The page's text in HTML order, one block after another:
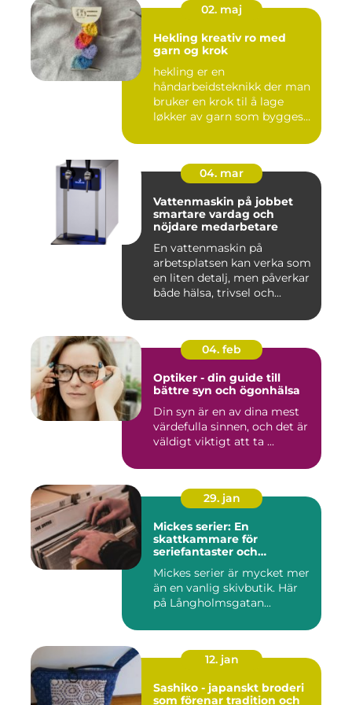
02. maj
Hekling kreativ ro med
garn og krok
hekling er en
håndarbeidsteknikk der man
bruker en krok til å lage
løkker av garn som bygges
04. mar
Vattenmaskin på jobbet
smartare vardag och
nöjdare medarbetare
En vattenmaskin på
arbetsplatsen kan verka som
en liten detalj, men påverkar
både hälsa, trivsel och...
04. feb
Optiker - din guide till
bättre syn och ögonhälsa
Din syn är en av dina mest
värdefulla sinnen, och det är
väldigt viktigt att ta ...
29. jan
Mickes serier: En
skattkammare för
seriefantaster och
Mickes serier är mycket mer
än en vanlig skivbutik. Här
på Långholmsgatan...
12. jan
Sashiko - japanskt broderi
som förenar tradition och